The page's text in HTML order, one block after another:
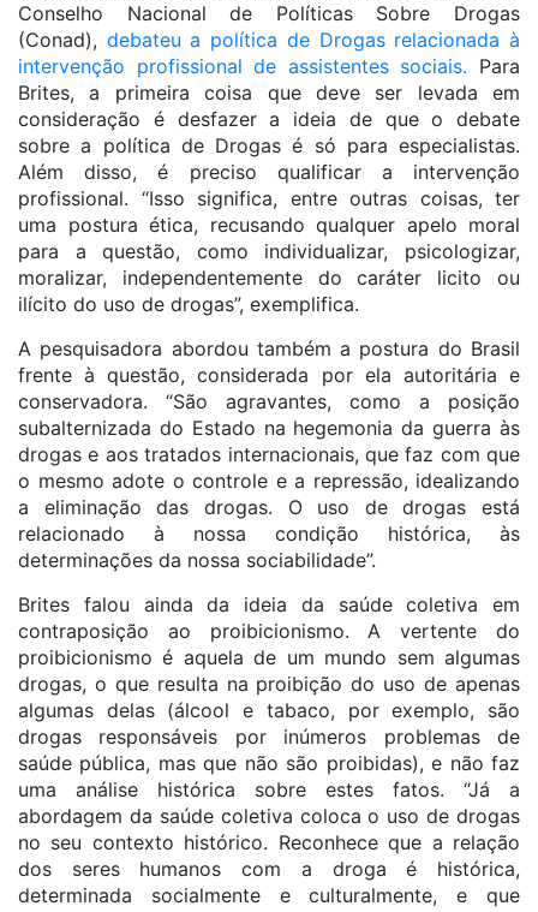
Conselho Nacional de Políticas Sobre Drogas
(Conad), debateu a política de Drogas relacionada à
intervenção profissional de assistentes sociais. Para
Brites, a primeira coisa que deve ser levada em
consideração é desfazer a ideia de que o debate
sobre a política de Drogas é só para especialistas.
Além disso, é preciso qualificar a intervenção
profissional. “Isso significa, entre outras coisas, ter
uma postura ética, recusando qualquer apelo moral
para a questão, como individualizar, psicologizar,
moralizar, independentemente do caráter licito ou
ilícito do uso de drogas”, exemplifica.
A pesquisadora abordou também a postura do Brasil
frente à questão, considerada por ela autoritária e
conservadora. “São agravantes, como a posição
subalternizada do Estado na hegemonia da guerra às
drogas e aos tratados internacionais, que faz com que
o mesmo adote o controle e a repressão, idealizando
a eliminação das drogas. O uso de drogas está
relacionado à nossa condição histórica, às
determinações da nossa sociabilidade”.
Brites falou ainda da ideia da saúde coletiva em
contraposição ao proibicionismo. A vertente do
proibicionismo é aquela de um mundo sem algumas
drogas, o que resulta na proibição do uso de apenas
algumas delas (álcool e tabaco, por exemplo, são
drogas responsáveis por inúmeros problemas de
saúde pública, mas que não são proibidas), e não faz
uma análise histórica sobre estes fatos. “Já a
abordagem da saúde coletiva coloca o uso de drogas
no seu contexto histórico. Reconhece que a relação
dos seres humanos com a droga é histórica,
determinada socialmente e culturalmente, e que